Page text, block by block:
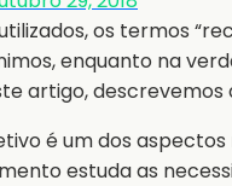
os termos
enquanto na
artigo,
é um dos
estuda as